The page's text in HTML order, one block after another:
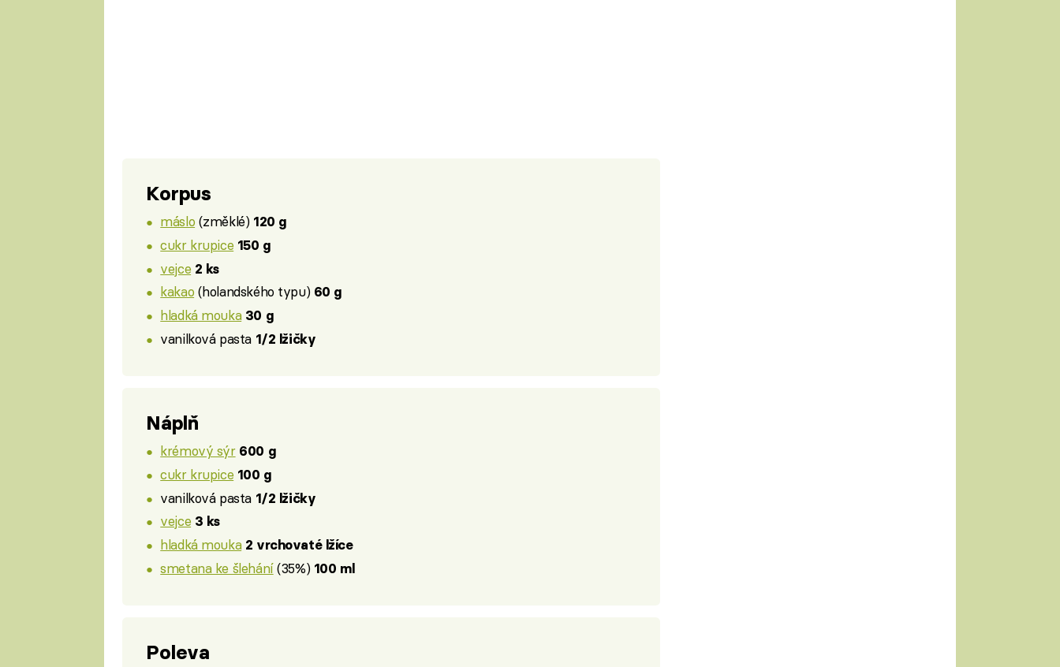
Korpus
máslo (změklé) 120 g
cukr krupice 150 g
vejce 2 ks
kakao (holandského typu) 60 g
hladká mouka 30 g
vanilková pasta 1/2 lžičky
Náplň
krémový sýr 600 g
cukr krupice 100 g
vanilková pasta 1/2 lžičky
vejce 3 ks
hladká mouka 2 vrchovaté lžíce
smetana ke šlehání(35%) 100 ml
Poleva